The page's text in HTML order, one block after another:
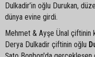
Dulkadir’in oğlu Durukan,
dünya evine girdi.
Mehmet & Ayşe Ünal çiftinin
Derya Dulkadir çiftinin oğlu